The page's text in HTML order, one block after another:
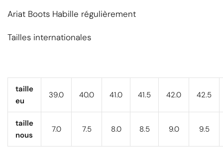
Ariat Boots Habille régulièrement
Tailles internationales
taille
eu
39.0 40.0 41.0 41.5 42.0 42.5
taille
nous
7.0 7.5 8.0 8.5 9.0 9.5